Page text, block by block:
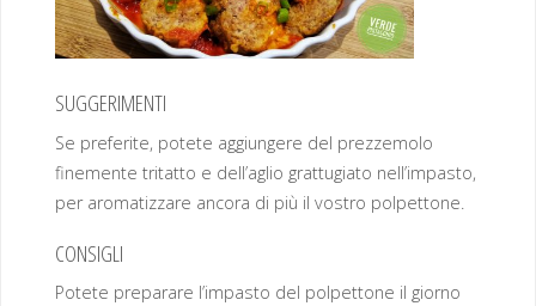
SUGGERIMENTI
Se preferite, potete aggiungere del prezzemolo
finemente tritatto e dell’aglio grattugiato nell’impasto,
per aromatizzare ancora di più il vostro polpettone.
CONSIGLI
Potete preparare l’impasto del polpettone il giorno